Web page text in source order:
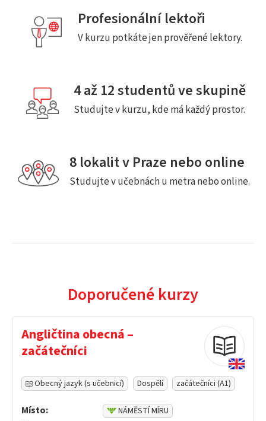
Profesionální lektoři
V kurzu potkáte jen prověřené lektory.
4 až 12 studentů ve skupině
Studujte v kurzu, kde má každý prostor.
8 lokalit v Praze nebo online
Studujte v učebnách u metra nebo online.
Doporučené kurzy
Angličtina obecná –
začátečníci
Obecný jazyk (s učebnicí) Dospělí začátečníci (A1)
Místo: NÁMĚSTÍ MÍRU